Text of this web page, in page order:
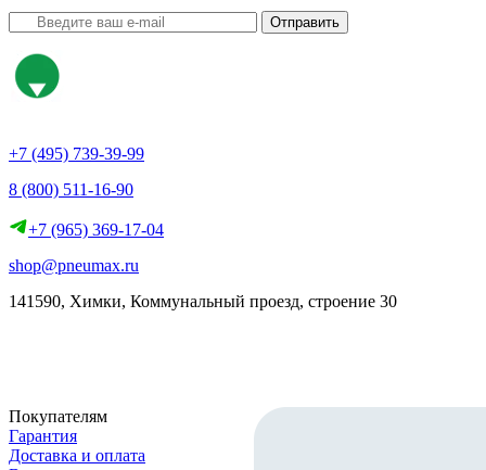
Отправить
+7 (495) 739-39-99
8 (800) 511-16-90
+7 (965) 369-17-04
shop@pneumax.ru
141590, Химки, Коммунальный проезд, строение 30
Покупателям
Гарантия
Доставка и оплата